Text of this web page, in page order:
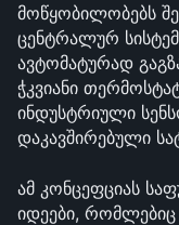
მოწყობილობებს
ცენტრალურ
ავტომატურად
ჭკვიანი
ინდუსტრიული
დაკავშირებული
ამ კონცეფციას
იდეები,